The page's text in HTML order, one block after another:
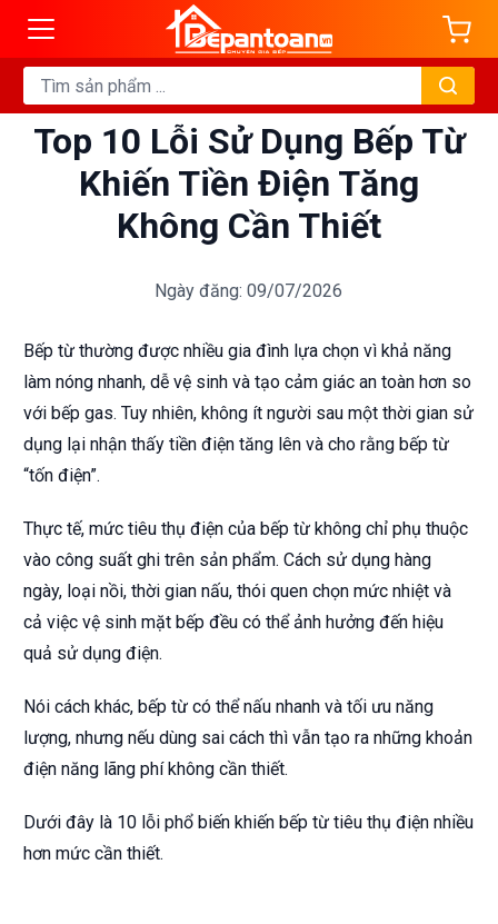
Top 10 Lỗi Sử Dụng Bếp Từ
Khiến Tiền Điện Tăng
Không Cần Thiết
Ngày đăng: 09/07/2026
Bếp từ thường được nhiều gia đình lựa chọn vì khả năng
làm nóng nhanh, dễ vệ sinh và tạo cảm giác an toàn hơn so
với bếp gas. Tuy nhiên, không ít người sau một thời gian sử
dụng lại nhận thấy tiền điện tăng lên và cho rằng bếp từ
“tốn điện”.
Thực tế, mức tiêu thụ điện của bếp từ không chỉ phụ thuộc
vào công suất ghi trên sản phẩm. Cách sử dụng hàng
ngày, loại nồi, thời gian nấu, thói quen chọn mức nhiệt và
cả việc vệ sinh mặt bếp đều có thể ảnh hưởng đến hiệu
quả sử dụng điện.
Nói cách khác, bếp từ có thể nấu nhanh và tối ưu năng
lượng, nhưng nếu dùng sai cách thì vẫn tạo ra những khoản
điện năng lãng phí không cần thiết.
Dưới đây là 10 lỗi phổ biến khiến bếp từ tiêu thụ điện nhiều
hơn mức cần thiết.